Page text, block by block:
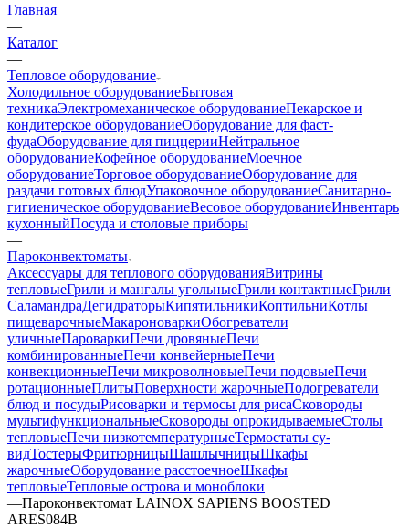
Главная
—
Каталог
—
Тепловое оборудование
Холодильное оборудованиеБытовая
техникаЭлектромеханическое оборудованиеПекарское и
кондитерское оборудованиеОборудование для фаст-
фудаОборудование для пиццерииНейтральное
оборудованиеКофейное оборудованиеМоечное
оборудованиеТорговое оборудованиеОборудование для
раздачи готовых блюдУпаковочное оборудованиеСанитарно-
гигиеническое оборудованиеВесовое оборудованиеИнвентарь
кухонныйПосуда и столовые приборы
—
Пароконвектоматы
Аксессуары для теплового оборудованияВитрины
тепловыеГрили и мангалы угольныеГрили контактныеГрили
СаламандраДегидраторыКипятильникиКоптильниКотлы
пищеварочныеМакароноваркиОбогреватели
уличныеПароваркиПечи дровяныеПечи
комбинированныеПечи конвейерныеПечи
конвекционныеПечи микроволновыеПечи подовыеПечи
ротационныеПлитыПоверхности жарочныеПодогреватели
блюд и посудыРисоварки и термосы для рисаСковороды
мультифункциональныеСковороды опрокидываемыеСтолы
тепловыеПечи низкотемпературныеТермостаты су-
видТостерыФритюрницыШашлычницыШкафы
жарочныеОборудование расстоечноеШкафы
тепловыеТепловые острова и моноблоки
—Пароконвектомат LAINOX SAPIENS BOOSTED
ARES084B